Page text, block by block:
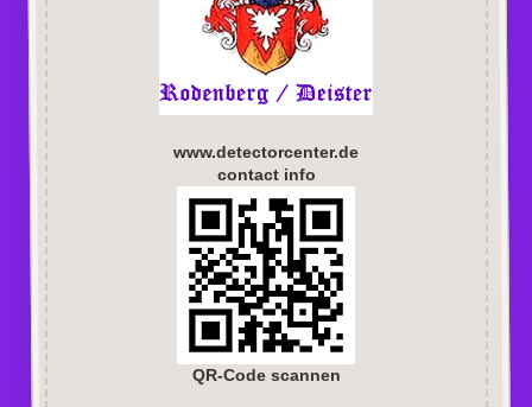
www.detectorcenter.de
contact info
QR-Code scannen